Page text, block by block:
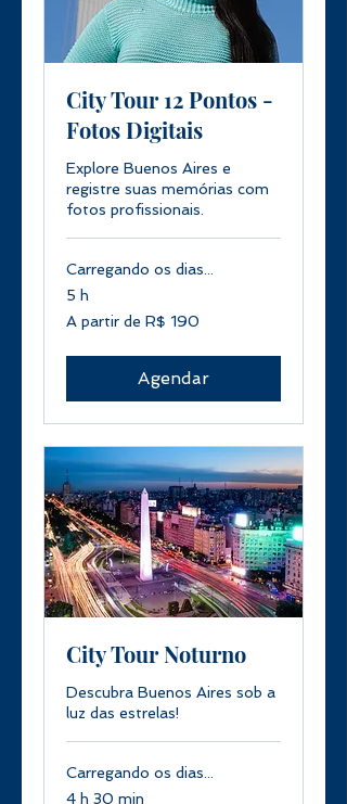
City Tour 12 Pontos -
Fotos Digitais
Explore Buenos Aires e
registre suas memórias com
fotos profissionais.
Carregando os dias...
5 h
A
partir
A partir de R$ 190
Agendar
City Tour Noturno
Descubra Buenos Aires sob a
luz das estrelas!
Carregando os dias...
4 h 30 min